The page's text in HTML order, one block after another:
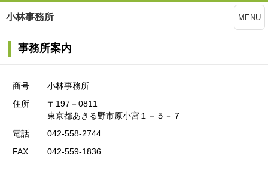
小林事務所 MENU
事務所案内
商号
小林事務所
住所
〒197－0811
東京都あきる野市原小宮１－５－７
電話
042-558-2744
FAX
042-559-1836